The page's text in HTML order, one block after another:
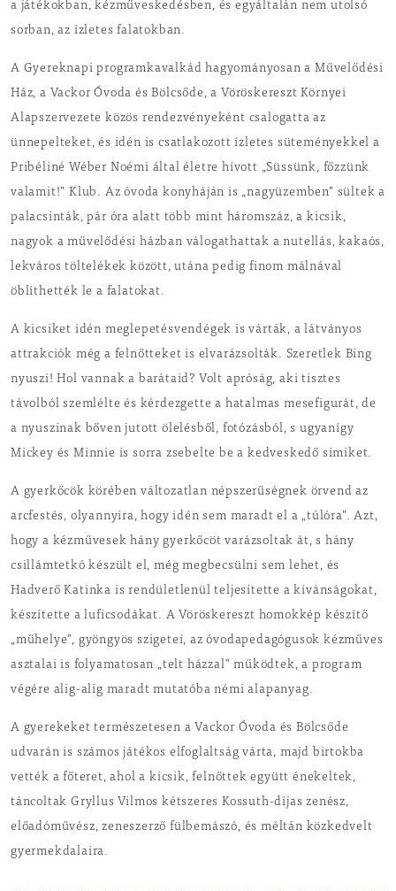
a játékokban, kézműveskedésben, és egyáltalán nem utolsó
sorban, az ízletes falatokban.
A Gyereknapi programkavalkád hagyományosan a Művelődési
Ház, a Vackor Óvoda és Bölcsőde, a Vöröskereszt Környei
Alapszervezete közös rendezvényeként csalogatta az
ünnepelteket, és idén is csatlakozott ízletes süteményekkel a
Pribéliné Wéber Noémi által életre hívott „Süssünk, főzzünk
valamit!” Klub. Az óvoda konyháján is „nagyüzemben” sültek a
palacsinták, pár óra alatt több mint háromszáz, a kicsik,
nagyok a művelődési házban válogathattak a nutellás, kakaós,
lekváros töltelékek között, utána pedig finom málnával
öblíthették le a falatokat.
A kicsiket idén meglepetésvendégek is várták, a látványos
attrakciók még a felnőtteket is elvarázsolták. Szeretlek Bing
nyuszi! Hol vannak a barátaid? Volt apróság, aki tisztes
távolból szemlélte és kérdezgette a hatalmas mesefigurát, de
a nyuszinak bőven jutott ölelésből, fotózásból, s ugyanígy
Mickey és Minnie is sorra zsebelte be a kedveskedő simiket.
A gyerkőcök körében változatlan népszerűségnek örvend az
arcfestés, olyannyira, hogy idén sem maradt el a „túlóra”. Azt,
hogy a kézművesek hány gyerkőcöt varázsoltak át, s hány
csillámtetkó készült el, még megbecsülni sem lehet, és
Hadverő Katinka is rendületlenül teljesítette a kívánságokat,
készítette a luficsodákat. A Vöröskereszt homokkép készítő
„műhelye”, gyöngyös szigetei, az óvodapedagógusok kézműves
asztalai is folyamatosan „telt házzal” működtek, a program
végére alig-alig maradt mutatóba némi alapanyag.
A gyerekeket természetesen a Vackor Óvoda és Bölcsőde
udvarán is számos játékos elfoglaltság várta, majd birtokba
vették a főteret, ahol a kicsik, felnőttek együtt énekeltek,
táncoltak Gryllus Vilmos kétszeres Kossuth-díjas zenész,
előadóművész, zeneszerző fülbemászó, és méltán közkedvelt
gyermekdalaira.